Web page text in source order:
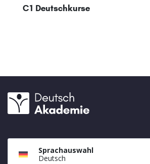
C1 Deutschkurse
Sprachauswahl
Deutsch